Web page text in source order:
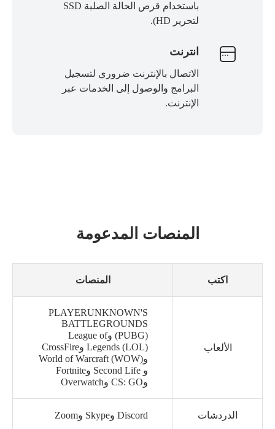
باستخدام قرص الحالة الصلبة SSD
لتحرير HD).
انترنت
الاتصال بالإنترنت ضروري لتسجيل
البرامج والوصول إلى الخدمات عبر
الإنترنت.
المنصات المدعومة
اكتب المنصات
الألعاب
PLAYERUNKNOWN'S
BATTLEGROUNDS
(PUBG) وLeague of
Legends (LOL) وCrossFire
وWorld of Warcraft (WOW)
و Second Life وFortnite
وCS: GO وOverwatch
الدردشات Discord وSkype وZoom